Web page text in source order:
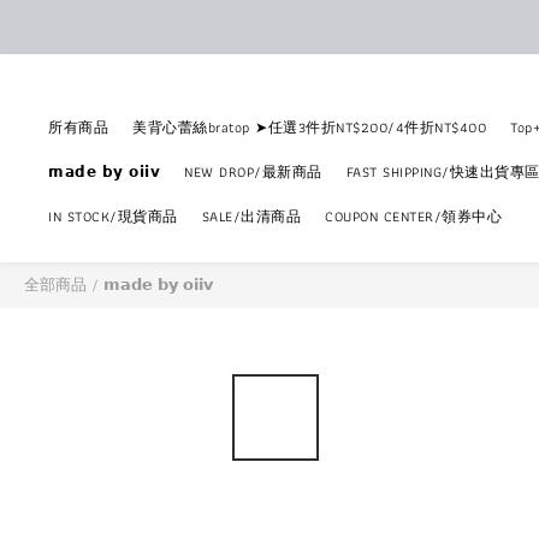
所有商品 美背心蕾絲bratop ➤任選3件折NT$200/4件折NT$400
𝗺𝗮𝗱𝗲 𝗯𝘆 𝗼𝗶𝗶𝘃
NEW DROP/最新商品
FAST SHIPPING/快速出貨專區
IN STOCK/現貨商品
SALE/出清商品 COUPON CENTER/領券中心
全部商品 / 𝗺𝗮𝗱𝗲 𝗯𝘆 𝗼𝗶𝗶𝘃